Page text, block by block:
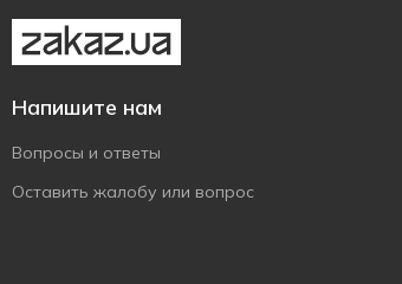
Напишите нам
Вопросы и ответы
Оставить жалобу или вопрос